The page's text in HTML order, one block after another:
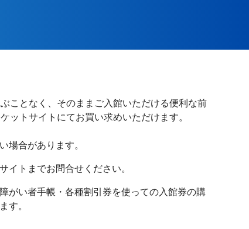
ことなく、そのままご入館いただける便利な前
ットサイトにてお買い求めいただけます。
場合があります。
イトまでお問合せください。
がい者手帳・各種割引券を使っての入館券の購
す。